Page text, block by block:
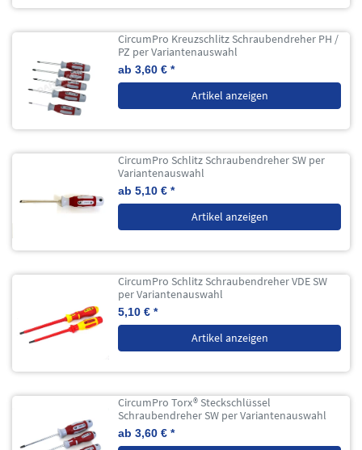
CircumPro Kreuzschlitz Schraubendreher PH /
PZ per Variantenauswahl
ab 3,60 € *
Artikel anzeigen
CircumPro Schlitz Schraubendreher SW per
Variantenauswahl
ab 5,10 € *
Artikel anzeigen
CircumPro Schlitz Schraubendreher VDE SW
per Variantenauswahl
5,10 € *
Artikel anzeigen
CircumPro Torx® Steckschlüssel
Schraubendreher SW per Variantenauswahl
ab 3,60 € *